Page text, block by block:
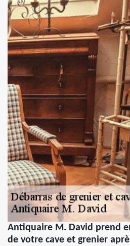
Antiquaire M. David prend
de votre cave et grenier